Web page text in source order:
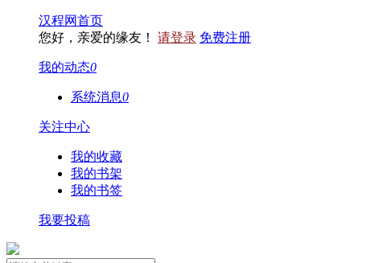
汉程网首页
您好，亲爱的缘友！ 请登录 免费注册
我的动态0
系统消息0
关注中心
我的收藏
我的书架
我的书签
我要投稿